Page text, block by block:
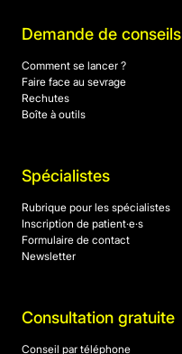
Demande de conseils
Comment se lancer ?
Faire face au sevrage
Rechutes
Boîte à outils
Spécialistes
Rubrique pour les spécialistes
Inscription de patient·e·s
Formulaire de contact
Newsletter
Consultation gratuite
Conseil par téléphone